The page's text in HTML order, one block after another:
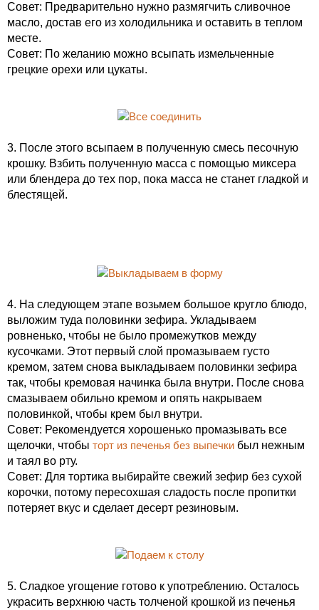
Совет: Предварительно нужно размягчить сливочное
масло, достав его из холодильника и оставить в теплом
месте.
Совет: По желанию можно всыпать измельченные
грецкие орехи или цукаты.
3. После этого всыпаем в полученную смесь песочную
крошку. Взбить полученную масса с помощью миксера
или блендера до тех пор, пока масса не станет гладкой и
блестящей.
4. На следующем этапе возьмем большое кругло блюдо,
выложим туда половинки зефира. Укладываем
ровненько, чтобы не было промежутков между
кусочками. Этот первый слой промазываем густо
кремом, затем снова выкладываем половинки зефира
так, чтобы кремовая начинка была внутри. После снова
смазываем обильно кремом и опять накрываем
половинкой, чтобы крем был внутри.
Совет: Рекомендуется хорошенько промазывать все
щелочки, чтобы торт из печенья без выпечки был нежным
и таял во рту.
Совет: Для тортика выбирайте свежий зефир без сухой
корочки, потому пересохшая сладость после пропитки
потеряет вкус и сделает десерт резиновым.
5. Сладкое угощение готово к употреблению. Осталось
украсить верхнюю часть толченой крошкой из печенья